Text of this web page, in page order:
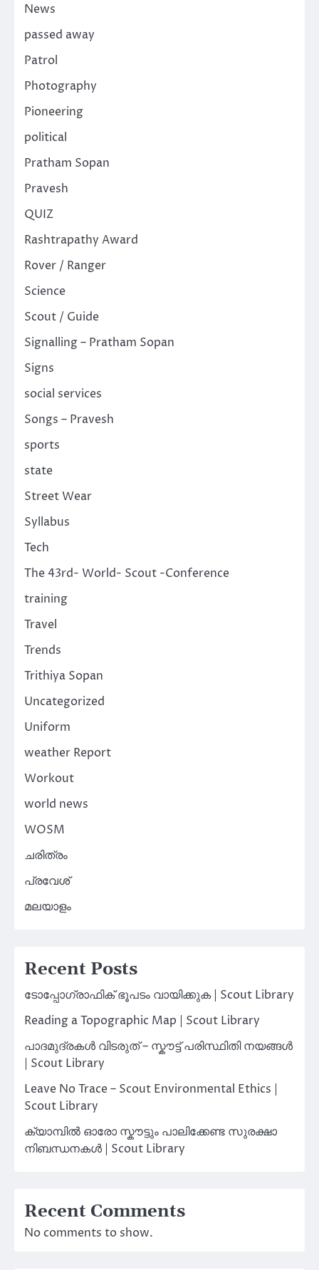
News
passed away
Patrol
Photography
Pioneering
political
Pratham Sopan
Pravesh
QUIZ
Rashtrapathy Award
Rover / Ranger
Science
Scout / Guide
Signalling – Pratham Sopan
Signs
social services
Songs – Pravesh
sports
state
Street Wear
Syllabus
Tech
The 43rd- World- Scout -Conference
training
Travel
Trends
Trithiya Sopan
Uncategorized
Uniform
weather Report
Workout
world news
WOSM
ചരിത്രം
പ്രവേശ്
മലയാളം
Recent Posts
ടോപ്പോഗ്രാഫിക് ഭൂപടം വായിക്കുക | Scout Library
Reading a Topographic Map | Scout Library
പാദമുദ്രകൾ വിടരുത് – സ്കൗട്ട് പരിസ്ഥിതി നയങ്ങൾ
| Scout Library
Leave No Trace – Scout Environmental Ethics |
Scout Library
ക്യാമ്പിൽ ഓരോ സ്കൗട്ടും പാലിക്കേണ്ട സുരക്ഷാ
നിബന്ധനകൾ | Scout Library
Recent Comments
No comments to show.